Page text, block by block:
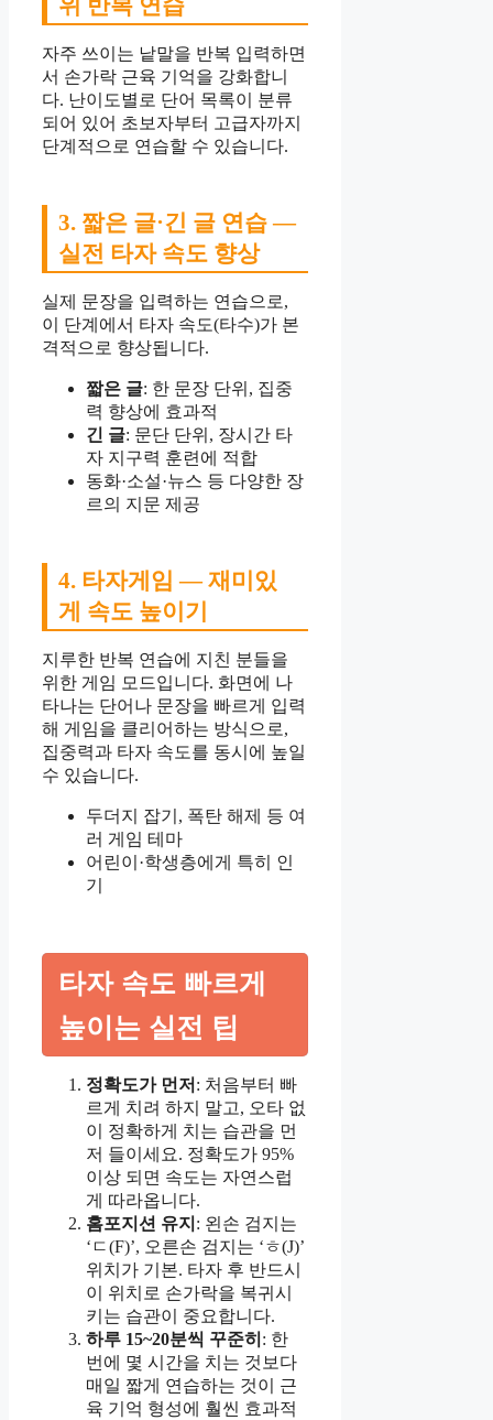
자주 쓰이는 낱말을 반복 입력하면
서 손가락 근육 기억을 강화합니
다. 난이도별로 단어 목록이 분류
되어 있어 초보자부터 고급자까지
단계적으로 연습할 수 있습니다.
3. 짧은 글·긴 글 연습 —
실전 타자 속도 향상
실제 문장을 입력하는 연습으로,
이 단계에서 타자 속도(타수)가 본
격적으로 향상됩니다.
짧은 글: 한 문장 단위, 집중
력 향상에 효과적
긴 글: 문단 단위, 장시간 타
자 지구력 훈련에 적합
동화·소설·뉴스 등 다양한 장
르의 지문 제공
4. 타자게임 — 재미있
게 속도 높이기
지루한 반복 연습에 지친 분들을
위한 게임 모드입니다. 화면에 나
타나는 단어나 문장을 빠르게 입력
해 게임을 클리어하는 방식으로,
집중력과 타자 속도를 동시에 높일
수 있습니다.
두더지 잡기, 폭탄 해제 등 여
러 게임 테마
어린이·학생층에게 특히 인
기
타자 속도 빠르게
높이는 실전 팁
정확도가 먼저 : 처음부터 빠
르게 치려 하지 말고, 오타 없
이 정확하게 치는 습관을 먼
저 들이세요. 정확도가 95%
이상 되면 속도는 자연스럽
게 따라옵니다.
홈포지션 유지 : 왼손 검지는
‘ㄷ(F)’, 오른손 검지는 ‘ㅎ(J)’
위치가 기본. 타자 후 반드시
이 위치로 손가락을 복귀시
키는 습관이 중요합니다.
하루 15~20분씩 꾸준히 : 한
번에 몇 시간을 치는 것보다
매일 짧게 연습하는 것이 근
육 기억 형성에 훨씬 효과적